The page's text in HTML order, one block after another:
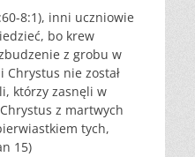
8:1), inni uczniowie
bo krew
z grobu w
Chrystus nie został
którzy zasnęli w
z martwych
tych,
15)